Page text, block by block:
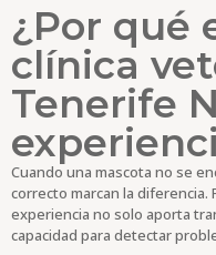
¿Por qué
clínica
Tenerife
Cuando una mascota no se
correcto marcan la
experiencia no solo aporta
capacidad para detectar